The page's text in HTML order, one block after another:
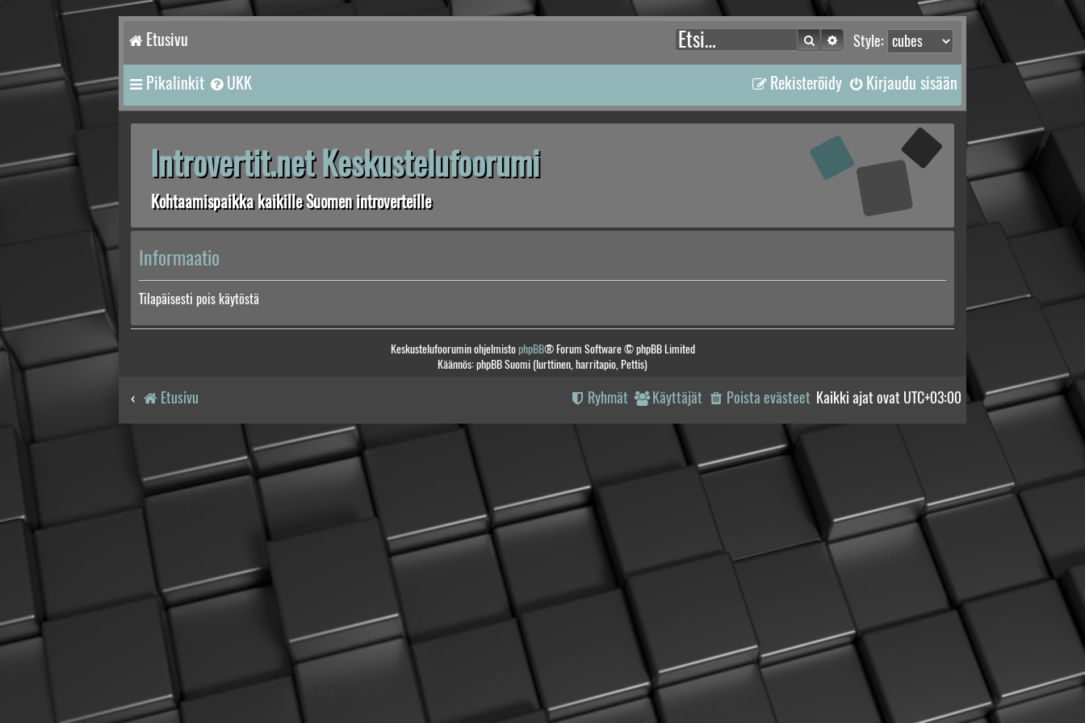
Etusivu Style:
Etsi Tarkennettu haku
Pikalinkit UKK Kirjaudu sisään
Rekisteröidy
Introvertit.net Keskustelufoorumi
Kohtaamispaikka kaikille Suomen introverteille
Informaatio
Tilapäisesti pois käytöstä
Keskustelufoorumin ohjelmistophpBB® Forum Software © phpBB Limited
Käännös: phpBB Suomi (lurttinen, harritapio, Pettis)
Etusivu Kaikki ajat ovat UTC+03:00
Poista evästeet
Käyttäjät
Ryhmät